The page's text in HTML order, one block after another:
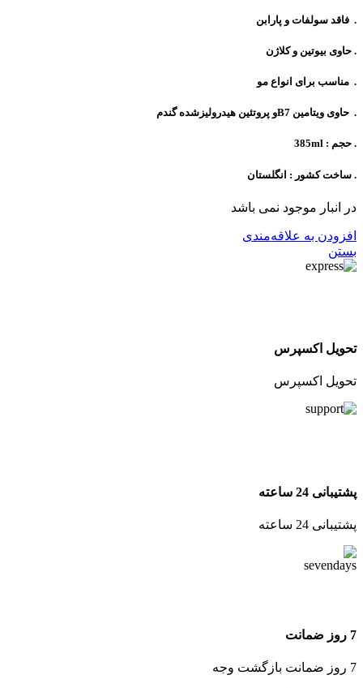
. فاقد سولفات و پارابن
. حاوی بیوتین و کلاژن
. مناسب برای انواع مو
. حاوی ویتامین B7و پروتئین هیدرولیزشده گندم
. حجم : 385ml
. ساخت کشور : انگلستان
در انبار موجود نمی باشد
افزودن به علاقه‌مندی
بستن
تحویل اکسپرس
تحویل اکسپرس
پشتیبانی 24 ساعته
پشتیبانی 24 ساعته
7 روز ضمانت
7 روز ضمانت بازگشت وجه